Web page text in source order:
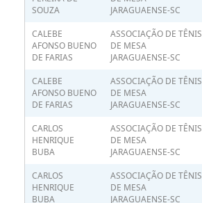
SOUZA
JARAGUAENSE-SC
CALEBE
AFONSO BUENO
DE FARIAS
ASSOCIAÇÃO DE TÊNIS
DE MESA
JARAGUAENSE-SC
CALEBE
AFONSO BUENO
DE FARIAS
ASSOCIAÇÃO DE TÊNIS
DE MESA
JARAGUAENSE-SC
CARLOS
HENRIQUE
BUBA
ASSOCIAÇÃO DE TÊNIS
DE MESA
JARAGUAENSE-SC
CARLOS
HENRIQUE
BUBA
ASSOCIAÇÃO DE TÊNIS
DE MESA
JARAGUAENSE-SC